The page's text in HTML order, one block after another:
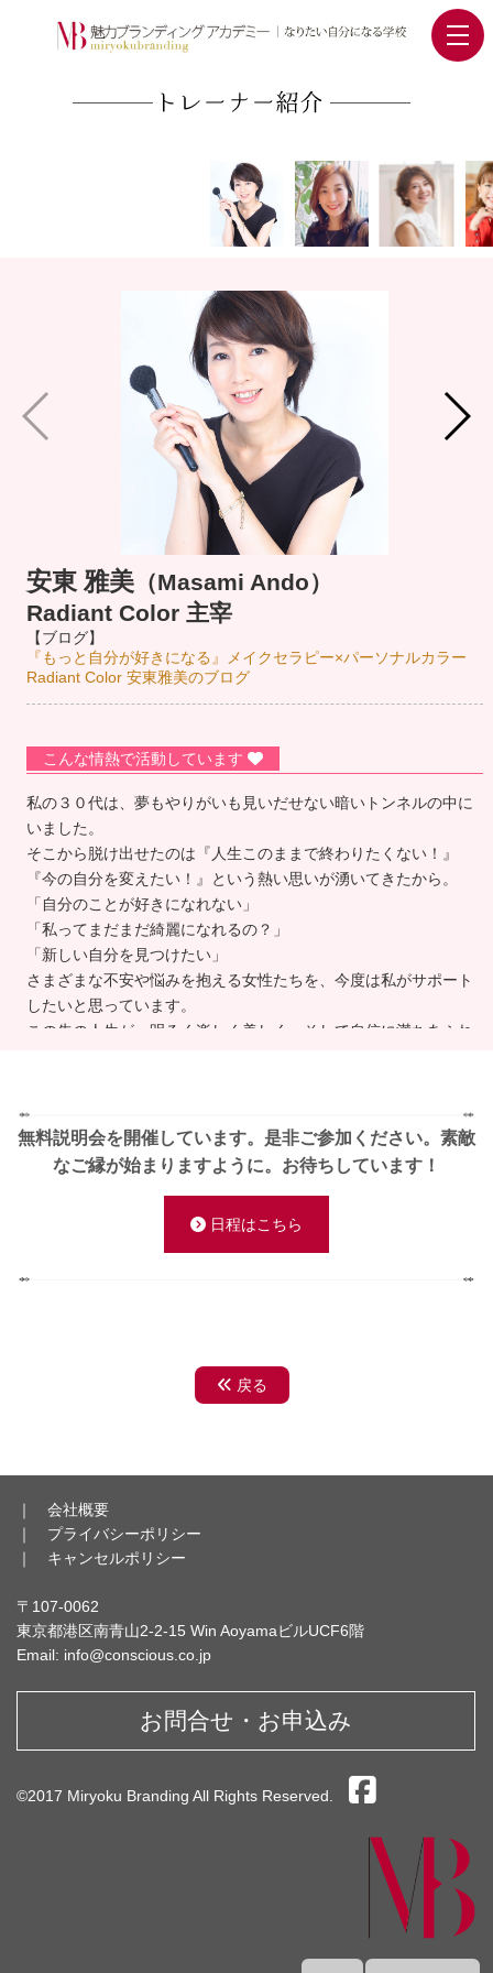
安東 雅美 （Masami Ando）
Radiant Color 主宰
【ブログ】
『もっと自分が好きになる』メイクセラピー×パーソナルカラー
Radiant Color 安東雅美のブログ
こんな情熱で活動しています
私の３０代は、夢もやりがいも見いだせない暗いトンネルの中に
いました。
そこから脱け出せたのは『人生このままで終わりたくない！』
『今の自分を変えたい！』という熱い思いが湧いてきたから。
「自分のことが好きになれない」
「私ってまだまだ綺麗になれるの？」
「新しい自分を見つけたい」
さまざまな不安や悩みを抱える女性たちを、今度は私がサポート
したいと思っています。
この先の人生が、明るく楽しく美しく、そして自信に満ちあふれ
この写真はパーソナルカラー診断をしている時の様子です。 これ
までに三千人以上のお客様にパーソナルカラー診断をいたしまし
た。 似合う色を見つけてお客様と一緒に喜んだり驚いたりする時
間は、私も楽しくてたまりません(笑)
無料説明会を開催しています。是非ご参加ください。 素敵
なご縁が始まりますように。お待ちしています！
日程はこちら
戻る
｜会社概要
｜ プライバシーポリシー
｜ キャンセルポリシー
〒107-0062
東京都港区南青山2-2-15 Win AoyamaビルUCF6階
Email: info@conscious.co.jp
お問合せ・お申込み
©2017 Miryoku Branding All Rights Reserved.